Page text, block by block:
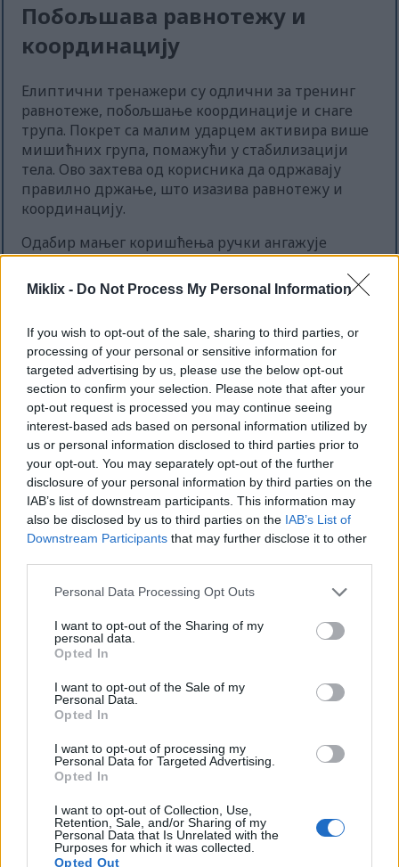
Miklix - Do Not Process My Personal Information
If you wish to opt-out of the sale, sharing to third parties, or
processing of your personal or sensitive information for
targeted advertising by us, please use the below opt-out
section to confirm your selection. Please note that after your
opt-out request is processed you may continue seeing
interest-based ads based on personal information utilized by
us or personal information disclosed to third parties prior to
your opt-out. You may separately opt-out of the further
disclosure of your personal information by third parties on the
IAB’s list of downstream participants. This information may
also be disclosed by us to third parties on the IAB’s List of
Downstream Participants that may further disclose it to other
Please note that this website/app uses one or more Google
not limited to your visit or usage behaviour. You may click to
grant or deny consent to Google and its third-party tags to
use your data for below specified purposes in below Google
consent section.
Personal Data Processing Opt Outs
I want to opt-out of the Sharing of my
personal data.
Opted In
I want to opt-out of the Sale of my
Personal Data.
Opted In
I want to opt-out of processing my
Personal Data for Targeted Advertising.
Opted In
I want to opt-out of Collection, Use,
Retention, Sale, and/or Sharing of my
Personal Data that Is Unrelated with the
Purposes for which it was collected.
Opted Out
Побољшава равнотежу и
координацију
Елиптични тренажери су одлични за тренинг
равнотеже, побољшање координације и снаге
трупа. Покрет са малим ударцем активира више
мишићних група, помажући у стабилизацији
тела. Ово захтева од корисника да одржавају
правилно држање, што изазива равнотежу и
координацију.
Одабир мањег коришћења ручки ангажује
мишиће трупа, побољшавајући снагу. Затезање
трбушних мишића током вежбања побољшава
равнотежу и контролу мишића. Ово може
активностима и спорту, смањујући ризик од
падова и повреда.
Истраживања показују да тренинг равнотеже,
када се дода кардио тренинзима попут
коришћења елиптичног тренажера, побољшава
тонус мишића и равнотежу. Овај тренинг
побољшава стабилност и агилност, што је од
виталног значаја за покретљивост у
свакодневном животу. Редовна употреба
елиптичног тренажера значајно доприноси
јачању трупа, што је неопходно за бољу
равнотежу и координацију.
Одржава кондицију током
опоравка
Елиптични тренинг је кључни алат за
повреда. То је начин са малим оптерећењем да
останете активни, смањујући стрес на
значаја за оне који се опорављају од операције
или других повреда, помажући у обнављању
снаге и безбедном побољшању покретљивости.